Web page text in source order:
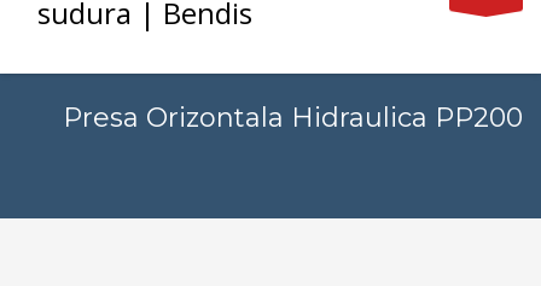
Presa Orizontala Hidraulica PP200